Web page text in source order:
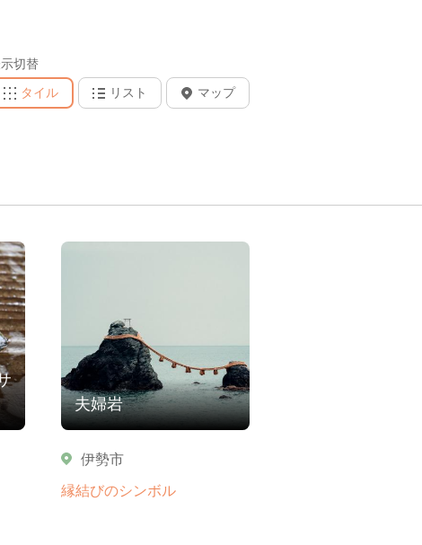
切替
タイル リスト マップ
夫婦岩
伊勢市
縁結びのシンボル